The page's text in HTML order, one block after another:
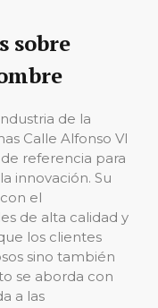
sobre
de la
Calle Alfonso VI
referencia para
innovación. Su
el
de alta calidad y
los clientes
sino también
se aborda con
a las